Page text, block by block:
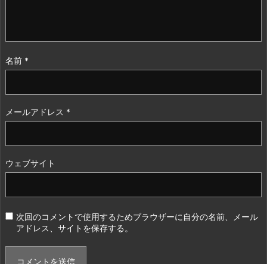
名前 *
メールアドレス *
ウェブサイト
次回のコメントで使用するためブラウザーに自分の名前、メール
アドレス、サイトを保存する。